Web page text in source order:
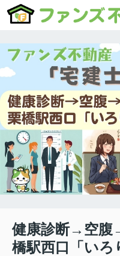
健康診断→空腹
橋駅西口「いろ